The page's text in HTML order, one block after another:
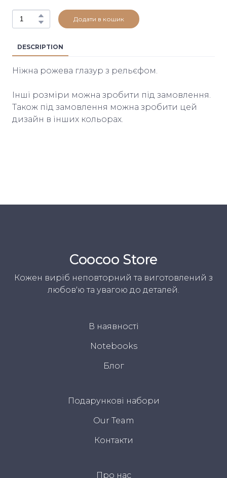
Додати в кошик
DESCRIPTION
Ніжна рожева глазур з рельєфом.
Інші розміри можна зробити під замовлення.
Також під замовлення можна зробити цей
дизайн в інших кольорах.
Coocoo Store
Кожен виріб неповторний та виготовлений з
любов'ю та увагою до деталей.
В наявності
Notebooks
Блог
Подарункові набори
Our Team
Контакти
Про нас